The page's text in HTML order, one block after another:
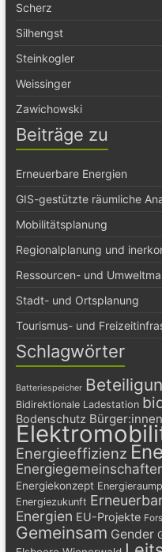
Scherz
Silhengst
Steinkogler
Weissinger
Zawichowski
Beiträge zu
Erneuerbare Energien
GIS-gestützte räumliche
Mobilitätsplanung
Regionalplanung und
Ressourcen- und
Stadt- und Ortsplanung
Tourismus- und
Schlagwörter
Batteriespeicher
Bidirektionale Ladestation
Bodenschutz Bürger:innen
Energieeffizienz
Energiekonzept
Energiezukunft
Energien EU-Projekte
Gemeinsam Gender